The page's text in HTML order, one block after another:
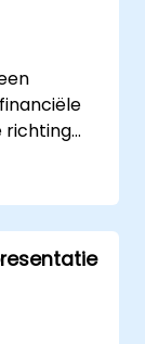
richting
gebruik
en